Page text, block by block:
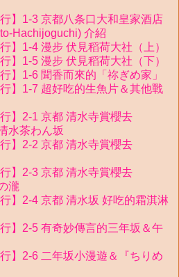
】1-3 京都八条口大和皇家酒店
Hachijoguchi) 介紹
】1-4 漫步 伏見稻荷大社（上）
】1-5 漫步 伏見稻荷大社（下）
】1-6 聞香而來的「祢ぎめ家」
】1-7 超好吃的生魚片＆其他戰
】2-1 京都 清水寺賞櫻去
水茶わん坂
】2-2 京都 清水寺賞櫻去
】2-3 京都 清水寺賞櫻去
瀧
】2-4 京都 清水坂 好吃的霜淇淋
】2-5 有奇妙傳言的三年坂＆午
】2-6 二年坂小漫遊＆『ちりめ